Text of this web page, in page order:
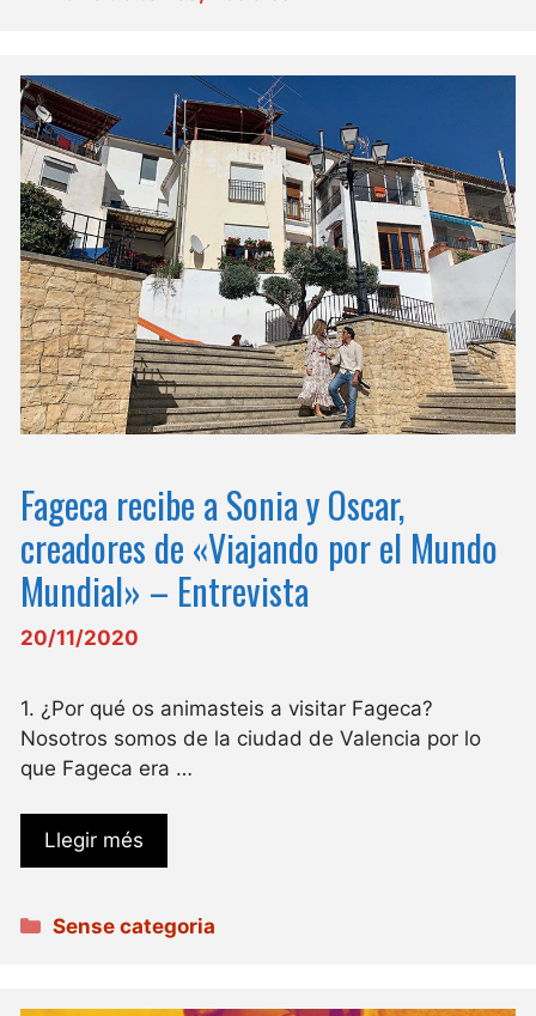
Fageca recibe a Sonia y Oscar,
creadores de «Viajando por el Mundo
Mundial» – Entrevista
20/11/2020
1. ¿Por qué os animasteis a visitar Fageca?
Nosotros somos de la ciudad de Valencia por lo
que Fageca era …
Llegir més
Categories
Sense categoria